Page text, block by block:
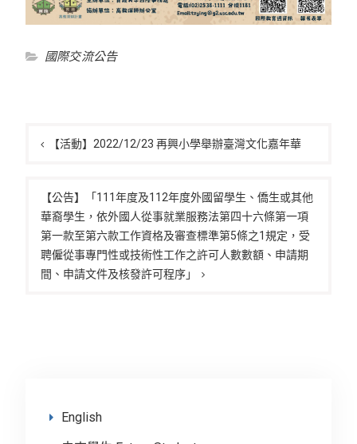
國際交流公告
章
【活動】2022/12/23 再興小學舉辦臺灣文化嘉年華
【公告】「111年度及112年度外國留學生、僑生或其他
華裔學生，依外國人從事就業服務法第四十六條第一項
第一款至第六款工作資格及審查標準第5條之1規定，受
聘僱從事專門性或技術性工作之許可人數數額、申請期
間、申請文件及核發許可程序」
English